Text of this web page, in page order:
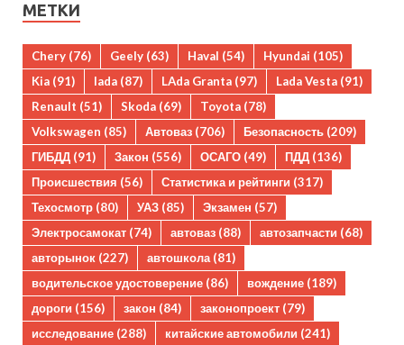
МЕТКИ
Chery (76) Geely (63) Haval (54) Hyundai (105)
Kia (91) lada (87) LAda Granta (97) Lada Vesta (91)
Renault (51) Skoda (69) Toyota (78)
Volkswagen (85) Автоваз (706) Безопасность (209)
ГИБДД (91) Закон (556) ОСАГО (49) ПДД (136)
Происшествия (56) Статистика и рейтинги (317)
Техосмотр (80) УАЗ (85) Экзамен (57)
Электросамокат (74) автоваз (88) автозапчасти (68)
авторынок (227) автошкола(81)
водительское удостоверение (86) вождение (189)
дороги (156) закон (84) законопроект (79)
исследование (288) китайские автомобили (241)